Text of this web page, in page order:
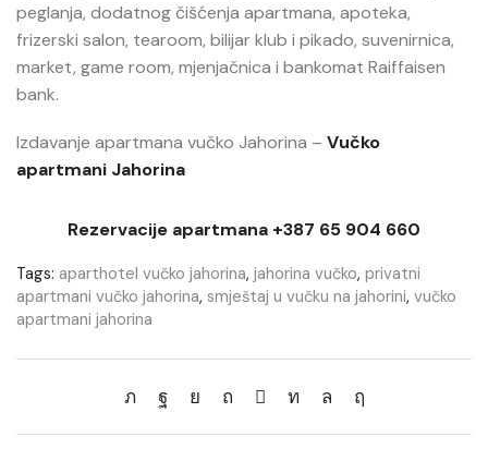
peglanja, dodatnog čišćenja apartmana, apoteka,
frizerski salon, tearoom, bilijar klub i pikado, suvenirnica,
market, game room, mjenjačnica i bankomat Raiffaisen
bank.
Izdavanje apartmana vučko Jahorina – Vučko
apartmani Jahorina
Rezervacije apartmana +387 65 904 660
Tags: aparthotel vučko jahorina, jahorina vučko, privatni
apartmani vučko jahorina, smještaj u vučku na jahorini, vučko
apartmani jahorina